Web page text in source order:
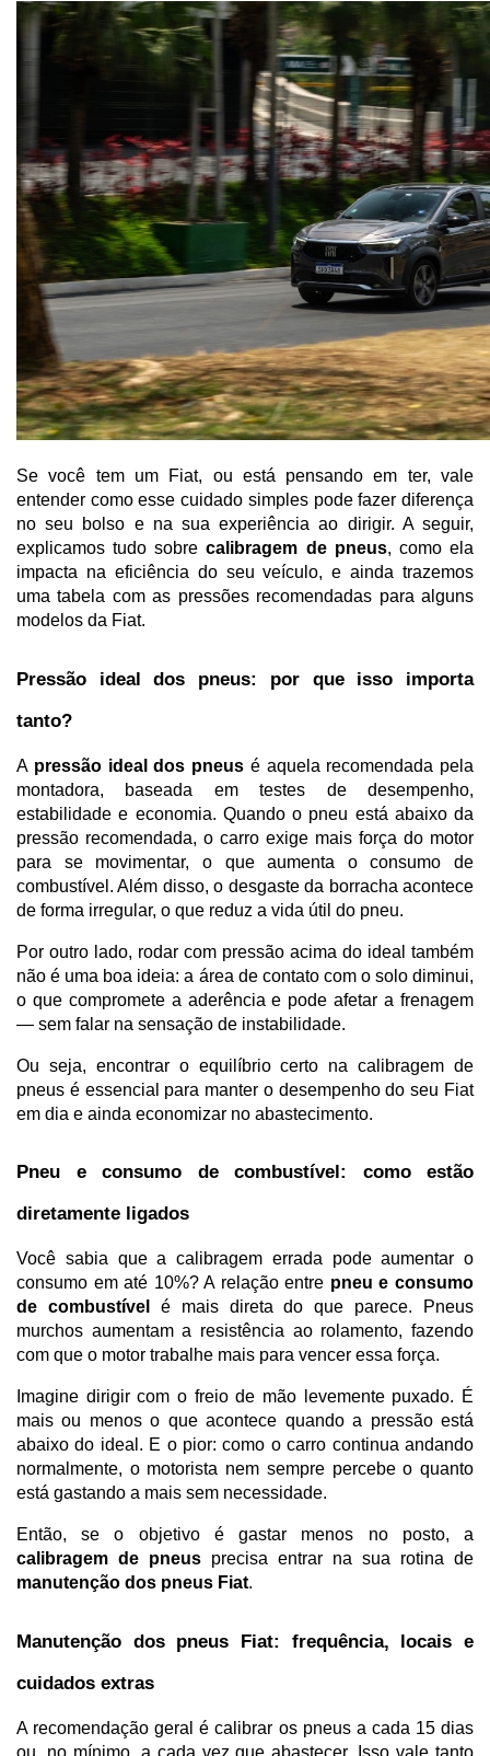
Se você tem um Fiat, ou está pensando em ter, vale
entender como esse cuidado simples pode fazer diferença
no seu bolso e na sua experiência ao dirigir. A seguir,
explicamos tudo sobre calibragem de pneus, como ela
impacta na eficiência do seu veículo, e ainda trazemos
uma tabela com as pressões recomendadas para alguns
modelos da Fiat.
Pressão ideal dos pneus: por que isso importa
tanto?
A pressão ideal dos pneus é aquela recomendada pela
montadora, baseada em testes de desempenho,
estabilidade e economia. Quando o pneu está abaixo da
pressão recomendada, o carro exige mais força do motor
para se movimentar, o que aumenta o consumo de
combustível. Além disso, o desgaste da borracha acontece
de forma irregular, o que reduz a vida útil do pneu.
Por outro lado, rodar com pressão acima do ideal também
não é uma boa ideia: a área de contato com o solo diminui,
o que compromete a aderência e pode afetar a frenagem
— sem falar na sensação de instabilidade.
Ou seja, encontrar o equilíbrio certo na calibragem de
pneus é essencial para manter o desempenho do seu Fiat
em dia e ainda economizar no abastecimento.
Pneu e consumo de combustível: como estão
diretamente ligados
Você sabia que a calibragem errada pode aumentar o
consumo em até 10%? A relação entre pneu e consumo
de combustível
é mais direta do que parece. Pneus
murchos aumentam a resistência ao rolamento, fazendo
com que o motor trabalhe mais para vencer essa força.
Imagine dirigir com o freio de mão levemente puxado. É
mais ou menos o que acontece quando a pressão está
abaixo do ideal. E o pior: como o carro continua andando
normalmente, o motorista nem sempre percebe o quanto
está gastando a mais sem necessidade.
calibragem de pneus
manutenção dos pneus Fiat.
Manutenção dos pneus Fiat: frequência, locais e
cuidados extras
A recomendação geral é calibrar os pneus a cada 15 dias